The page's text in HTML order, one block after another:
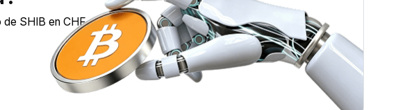
SHIB en CHF en